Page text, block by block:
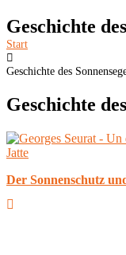
Geschichte
Start
Geschichte des
Geschichte
Der Sonnenschutz